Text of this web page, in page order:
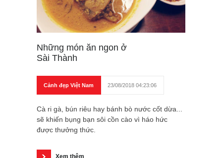
Những món ăn ngon ở
Sài Thành
Cảnh đẹp Việt Nam 23/08/2018 04:23:06
Cà ri gà, bún riêu hay bánh bò nước cốt dừa...
sẽ khiến bụng bạn sôi cồn cào vì háo hức
được thưởng thức.